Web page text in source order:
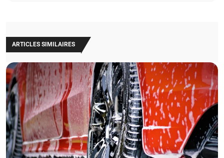
ARTICLES SIMILAIRES